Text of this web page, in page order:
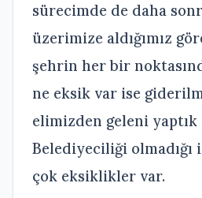
sürecimde de daha
üzerimize aldığımız
şehrin her bir
ne eksik var ise
elimizden geleni yaptık
Belediyeciliği
çok eksiklikler var.